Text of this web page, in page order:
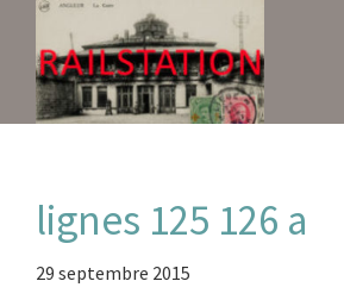
main
content
primary
sidebar
lignes 125 126 a
29 septembre 2015